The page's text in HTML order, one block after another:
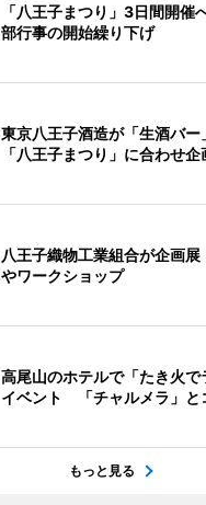
「八王子まつり」3日間開
部行事の開始繰り下げ
東京八王子酒造が「生酒バ
「八王子まつり」に合わせ企
八王子織物工業組合が企画
やワークショップ
高尾山のホテルで「たき火で
イベント 「チャルメラ」と
もっと見る